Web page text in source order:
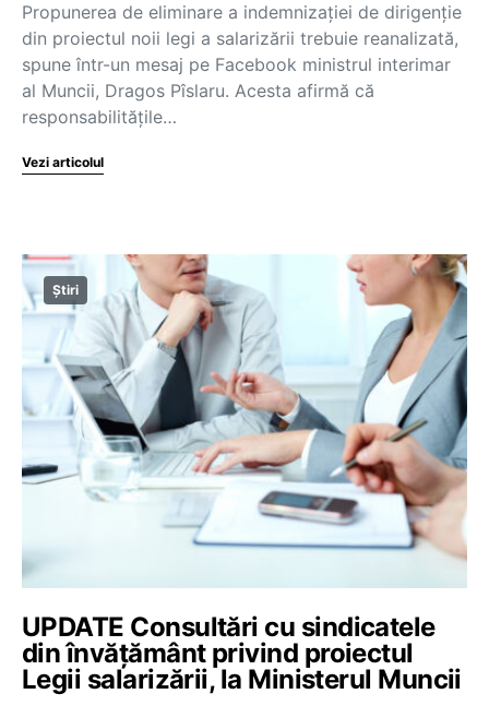
Propunerea de eliminare a indemnizației de dirigenție
din proiectul noii legi a salarizării trebuie reanalizată,
spune într-un mesaj pe Facebook ministrul interimar
al Muncii, Dragos Pîslaru. Acesta afirmă că
responsabilitățile…
Vezi articolul
Știri
UPDATE Consultări cu sindicatele
din învățământ privind proiectul
Legii salarizării, la Ministerul Muncii